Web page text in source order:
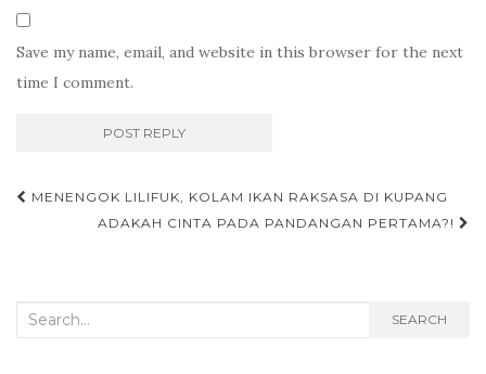
Save my name, email, and website in this browser for the next
time I comment.
Post
navigation
MENENGOK LILIFUK, KOLAM IKAN RAKSASA DI KUPANG
ADAKAH CINTA PADA PANDANGAN PERTAMA?!
Search
SEARCH